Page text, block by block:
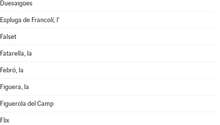
Duesaigües
Espluga de Francolí, l'
Falset
Fatarella, la
Febró, la
Figuera, la
Figuerola del Camp
Flix